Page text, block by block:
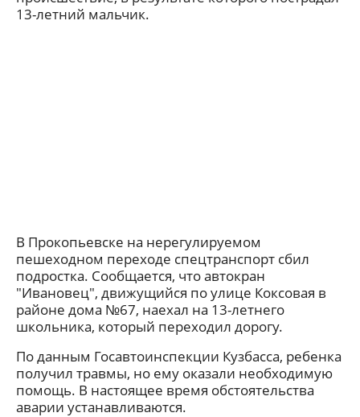
13-летний мальчик.
В Прокопьевске на нерегулируемом
пешеходном переходе спецтранспорт сбил
подростка. Сообщается, что автокран
"Ивановец", движущийся по улице Коксовая в
районе дома №67, наехал на 13-летнего
школьника, который переходил дорогу.
По данным Госавтоинспекции Кузбасса, ребенка
получил травмы, но ему оказали необходимую
помощь. В настоящее время обстоятельства
аварии устанавливаются.